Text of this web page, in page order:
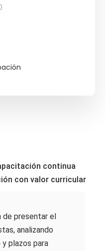
continua
con valor curricular
de presentar el
analizando
plazos para